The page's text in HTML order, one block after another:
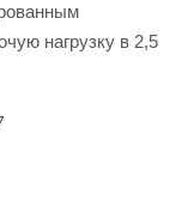
нагрузку в 2,5